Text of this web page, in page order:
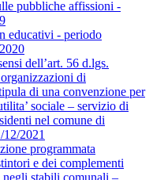
pubbliche affissioni -
educativi - periodo
dell’art. 56 d.lgs.
di
di una convenzione per
sociale – servizio di
nel comune di
2021
programmata
e dei complementi
negli stabili comunali –